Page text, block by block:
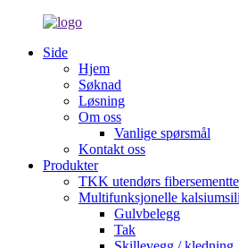
Side
Hjem
Søknad
Løsning
Om oss
Vanlige spørsmål
Kontakt oss
Produkter
TKK utendørs
Multifunksjonelle
Gulvbelegg
Tak